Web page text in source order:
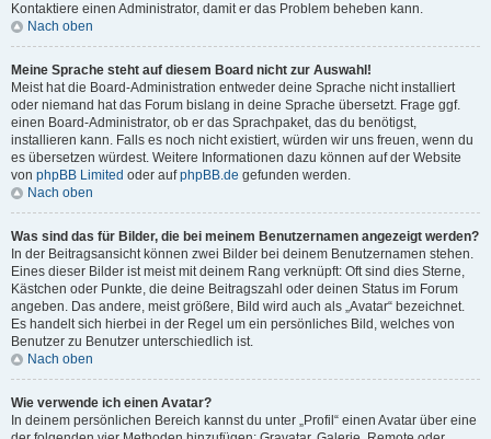
Kontaktiere einen Administrator, damit er das Problem beheben kann.
Nach oben
Meine Sprache steht auf diesem Board nicht zur Auswahl!
Meist hat die Board-Administration entweder deine Sprache nicht installiert
oder niemand hat das Forum bislang in deine Sprache übersetzt. Frage ggf.
einen Board-Administrator, ob er das Sprachpaket, das du benötigst,
installieren kann. Falls es noch nicht existiert, würden wir uns freuen, wenn du
es übersetzen würdest. Weitere Informationen dazu können auf der Website
von phpBB Limited oder aufphpBB.de gefunden werden.
Nach oben
Was sind das für Bilder, die bei meinem Benutzernamen angezeigt werden?
In der Beitragsansicht können zwei Bilder bei deinem Benutzernamen stehen.
Eines dieser Bilder ist meist mit deinem Rang verknüpft: Oft sind dies Sterne,
Kästchen oder Punkte, die deine Beitragszahl oder deinen Status im Forum
angeben. Das andere, meist größere, Bild wird auch als „Avatar“ bezeichnet.
Es handelt sich hierbei in der Regel um ein persönliches Bild, welches von
Benutzer zu Benutzer unterschiedlich ist.
Nach oben
Wie verwende ich einen Avatar?
In deinem persönlichen Bereich kannst du unter „Profil“ einen Avatar über eine